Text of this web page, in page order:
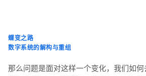
蝶变之路
数字系统的解构与重组
那么问题是面对这样一个变化，我们如